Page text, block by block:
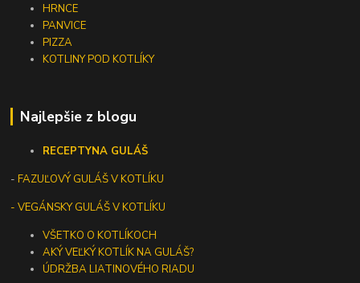
HRNCE
PANVICE
PIZZA
KOTLINY POD KOTLÍKY
Najlepšie z blogu
RECEPTYNA GULÁŠ
-FAZUĽOVÝ GULÁŠ V KOTLÍKU
- VEGÁNSKY GULÁŠ V KOTLÍKU
VŠETKO O KOTLÍKOCH
AKÝ VEĽKÝ KOTLÍK NA GULÁŠ?
ÚDRŽBA LIATINOVÉHO RIADU